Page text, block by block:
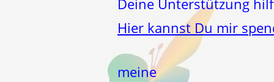
Deine Unterstützung
Hier kannst Du mir
meine